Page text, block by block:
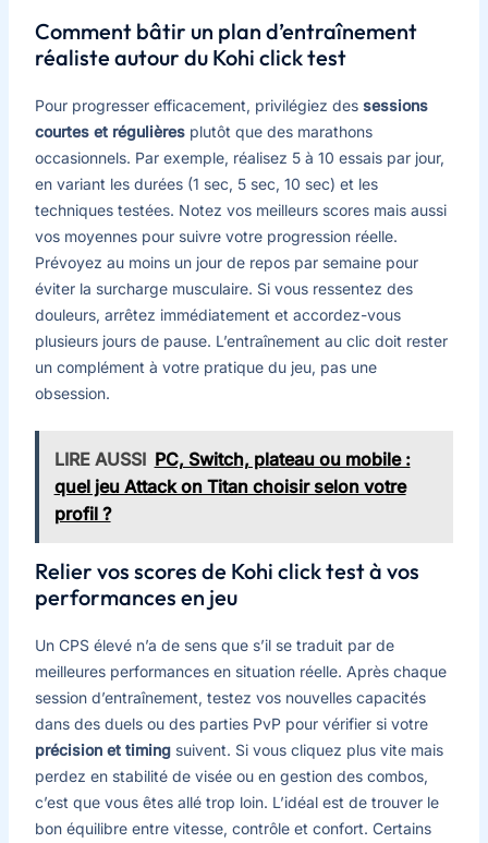
Comment bâtir un plan d’entraînement
réaliste autour du Kohi click test
Pour progresser efficacement, privilégiez des sessions
courtes et régulièresplutôt que des marathons
occasionnels. Par exemple, réalisez 5 à 10 essais par jour,
en variant les durées (1 sec, 5 sec, 10 sec) et les
techniques testées. Notez vos meilleurs scores mais aussi
vos moyennes pour suivre votre progression réelle.
Prévoyez au moins un jour de repos par semaine pour
éviter la surcharge musculaire. Si vous ressentez des
douleurs, arrêtez immédiatement et accordez-vous
plusieurs jours de pause. L’entraînement au clic doit rester
un complément à votre pratique du jeu, pas une
obsession.
LIRE AUSSI PC, Switch, plateau ou mobile :
quel jeu Attack on Titan choisir selon votre
profil ?
Relier vos scores de Kohi click test à vos
performances en jeu
Un CPS élevé n’a de sens que s’il se traduit par de
meilleures performances en situation réelle. Après chaque
session d’entraînement, testez vos nouvelles capacités
dans des duels ou des parties PvP pour vérifier si votre
précision et timingsuivent. Si vous cliquez plus vite mais
perdez en stabilité de visée ou en gestion des combos,
c’est que vous êtes allé trop loin. L’idéal est de trouver le
bon équilibre entre vitesse, contrôle et confort. Certains